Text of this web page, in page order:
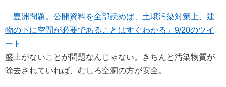
「豊洲問題。公開資料を全部読めば、土壌汚染対策上、建
物の下に空間が必要であることはすぐわかる」9/20のツイ
ート
盛土がないことが問題なんじゃない。きちんと汚染物質が
除去されていれば、むしろ空洞の方が安全。